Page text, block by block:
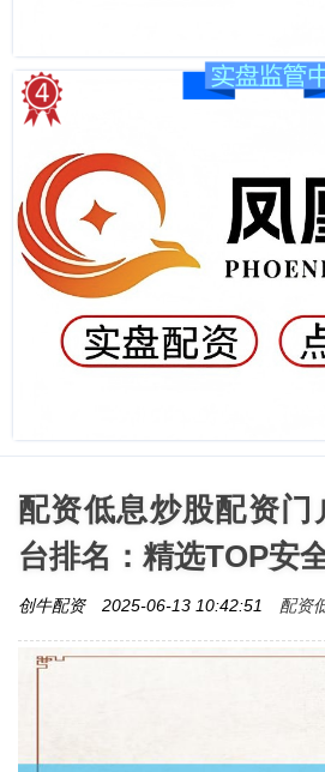
配资低息炒股配资门
台排名：精选TOP安
创牛配资 2025-06-13 10:42:51 配资